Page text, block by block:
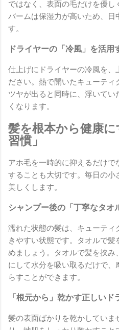
ではなく、表面の毛だけを優し
バームは保湿力が高いため、
す。
ドライヤーの「冷風」を活用
仕上げにドライヤーの冷風を、
ださい。熱で開いたキューテ
ツヤが出ると同時に、浮いて
くなります。
髪を根本から健康
習慣」
アホ毛を一時的に抑えるだけで
することも大切です。毎日の小
美しくします。
シャンプー後の「丁寧なタオ
濡れた状態の髪は、キューティ
きやすい状態です。タオルで
めましょう。タオルで髪を挟み
にして水分を吸い取るだけで
らすことができます。
「根元から」乾かす正しいド
髪の表面ばかりを乾かしていま